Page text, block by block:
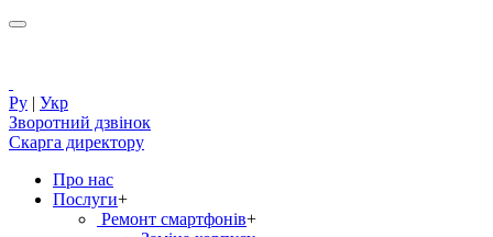
Ру | Укр
Зворотний дзвінок
Скарга директору
Про нас
Послуги+
Ремонт смартфонів+